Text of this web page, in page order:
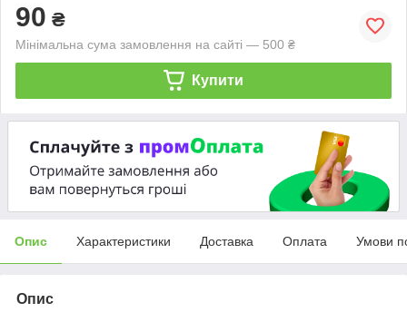
90 ₴
Мінімальна сума замовлення на сайті — 500 ₴
Купити
Опис Характеристики Доставка Оплата Умови
Опис